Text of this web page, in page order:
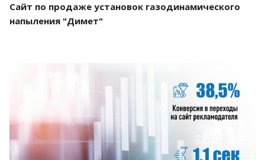
Сайт по продаже установок газодинамического
напыления "Димет"